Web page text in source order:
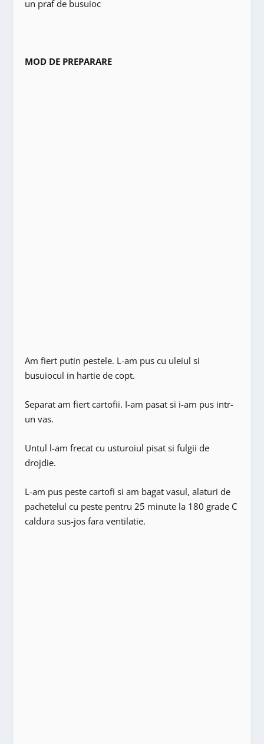
un praf de busuioc
MOD DE PREPARARE
Am fiert putin pestele. L-am pus cu uleiul si
busuiocul in hartie de copt.
Separat am fiert cartofii. I-am pasat si i-am pus intr-
un vas.
Untul l-am frecat cu usturoiul pisat si fulgii de
drojdie.
L-am pus peste cartofi si am bagat vasul, alaturi de
pachetelul cu peste pentru 25 minute la 180 grade C
caldura sus-jos fara ventilatie.